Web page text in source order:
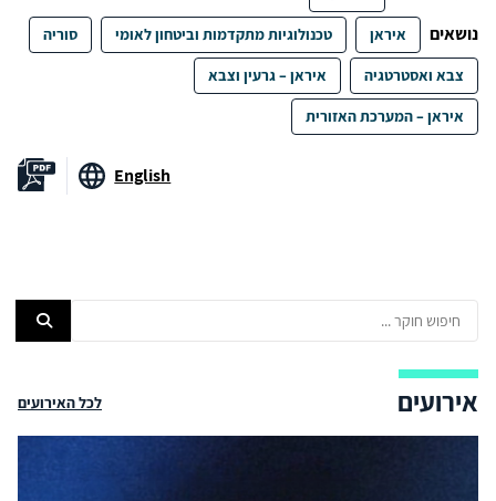
נושאים איראן טכנולוגיות מתקדמות וביטחון לאומי סוריה
צבא ואסטרטגיה איראן – גרעין וצבא
איראן – המערכת האזורית
English
אירועים לכל האירועים